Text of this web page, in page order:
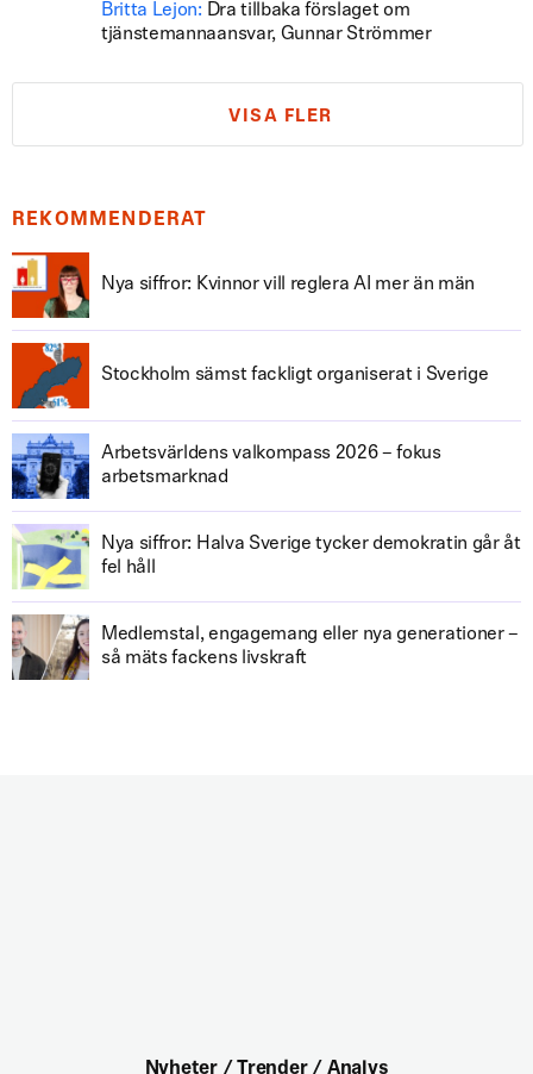
Britta Lejon: Dra tillbaka förslaget om
tjänstemannaansvar, Gunnar Strömmer
VISA FLER
REKOMMENDERAT
Nya siffror: Kvinnor vill reglera AI mer än män
Stockholm sämst fackligt organiserat i Sverige
Arbetsvärldens valkompass 2026 – fokus
arbetsmarknad
Nya siffror: Halva Sverige tycker demokratin går åt
fel håll
Medlemstal, engagemang eller nya generationer –
så mäts fackens livskraft
Nyheter / Trender / Analys